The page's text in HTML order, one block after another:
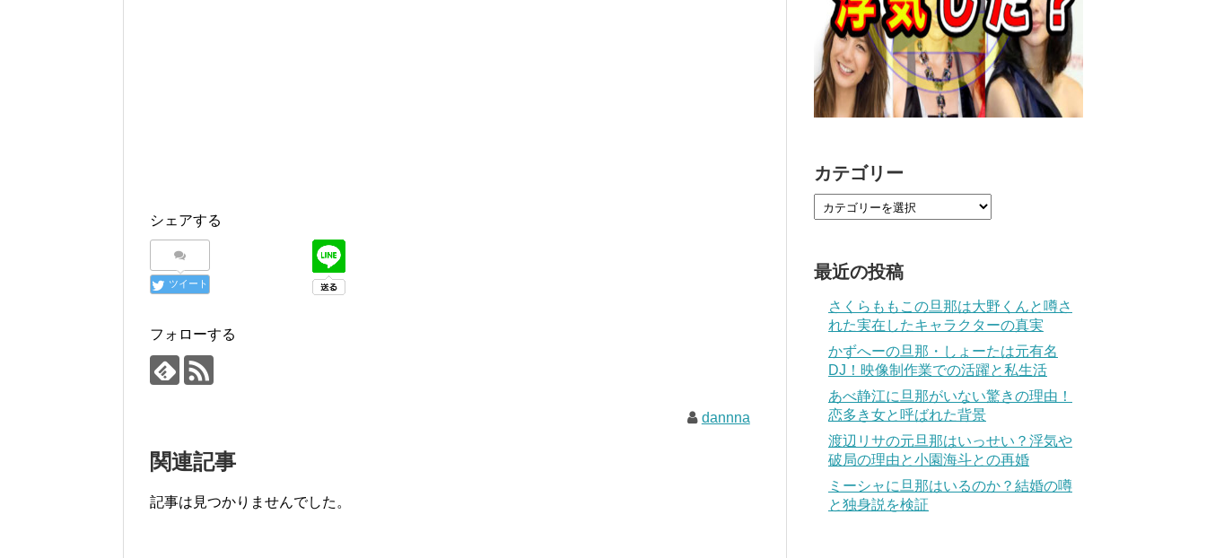
シェアする
ツイート
フォローする
dannna
関連記事
記事は見つかりませんでした。
カテゴリー
最近の投稿
さくらももこの旦那は大野くんと噂さ
れた実在したキャラクターの真実
かずへーの旦那・しょーたは元有名
DJ！映像制作業での活躍と私生活
あべ静江に旦那がいない驚きの理由！
恋多き女と呼ばれた背景
渡辺リサの元旦那はいっせい？浮気や
破局の理由と小園海斗との再婚
ミーシャに旦那はいるのか？結婚の噂
と独身説を検証